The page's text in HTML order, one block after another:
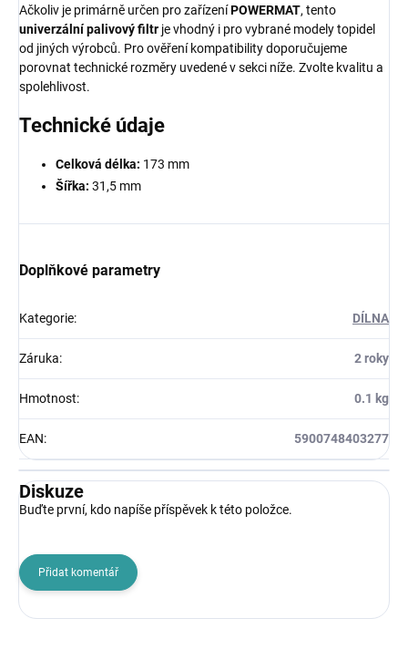
Ačkoliv je primárně určen pro zařízeníPOWERMAT, tento
univerzální palivový filtr je vhodný i pro vybrané modely topidel
od jiných výrobců. Pro ověření kompatibility doporučujeme
porovnat technické rozměry uvedené v sekci níže. Zvolte kvalitu a
spolehlivost.
Technické údaje
Celková délka: 173 mm
Šířka: 31,5 mm
Doplňkové parametry
Kategorie: DÍLNA
Záruka: 2 roky
Hmotnost: 0.1 kg
EAN: 5900748403277
Diskuze
Buďte první, kdo napíše příspěvek k této položce.
Přidat komentář